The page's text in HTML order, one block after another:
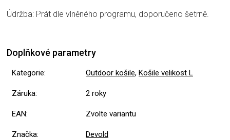
Údržba: Prát dle vlněného programu, doporučeno šetrně.
Doplňkové parametry
Kategorie: Outdoor košile, Košile velikost L
Záruka: 2 roky
EAN: Zvolte variantu
Značka: Devold